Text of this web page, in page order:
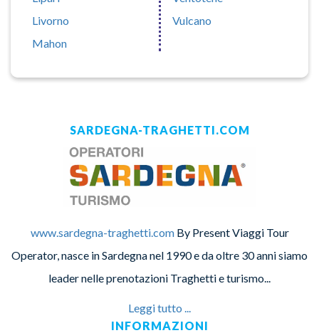
Livorno
Mahon
Vulcano
SARDEGNA-TRAGHETTI.COM
www.sardegna-traghetti.comBy Present Viaggi Tour
Operator, nasce in Sardegna nel 1990 e da oltre 30 anni siamo
leader nelle prenotazioni Traghetti e turismo...
Leggi tutto ...
INFORMAZIONI